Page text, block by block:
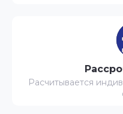
Расчитывается